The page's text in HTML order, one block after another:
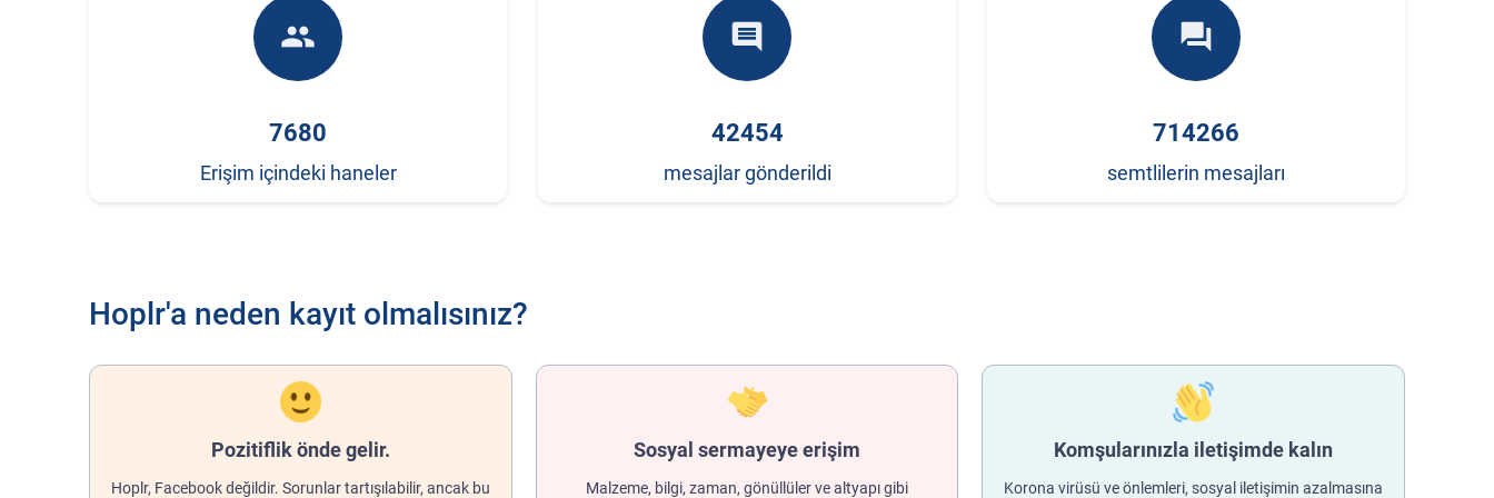
people
7680
Erişim içindeki haneler
comment
42454
mesajlar gönderildi
forum
714266
semtlilerin mesajları
Hoplr'a neden kayıt olmalısınız?
Pozitiflik önde gelir.
Hoplr, Facebook değildir. Sorunlar tartışılabilir, ancak bu
Sosyal sermayeye erişim
Malzeme, bilgi, zaman, gönüllüler ve altyapı gibi
Komşularınızla iletişimde kalın
Korona virüsü ve önlemleri, sosyal iletişimin azalmasına